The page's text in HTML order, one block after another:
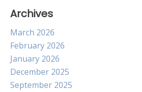
Archives
March 2026
February 2026
January 2026
December 2025
September 2025